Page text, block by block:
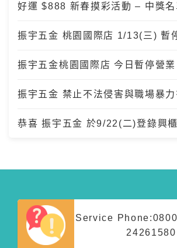
好運 $888 新春摸彩活動 – 中獎名
振宇五金 桃園國際店 1/13(三) 暫
振宇五金桃園國際店 今日暫停營業
振宇五金 禁止不法侵害與職場暴力
恭喜 振宇五金 於9/22(二)登錄興
Service Phone: